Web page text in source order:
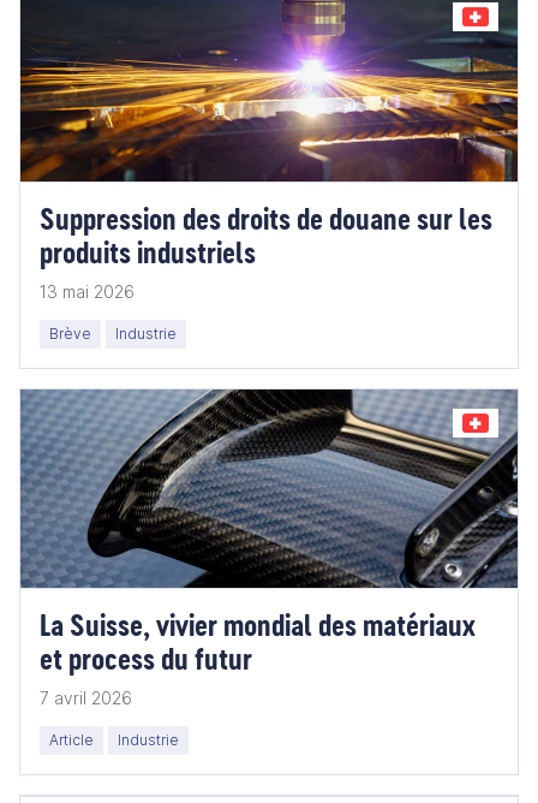
Suppression des droits de douane sur les
produits industriels
13 mai 2026
Brève Industrie
La Suisse, vivier mondial des matériaux
et process du futur
7 avril 2026
Article Industrie